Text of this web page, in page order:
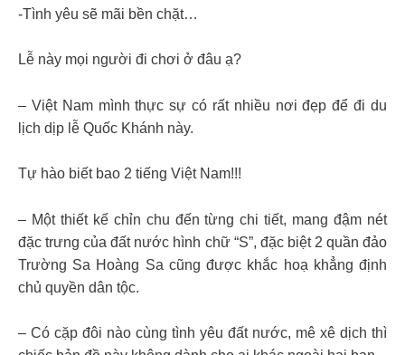
-Tình yêu sẽ mãi bền chặt…
Lễ này mọi người đi chơi ở đâu ạ?
– Việt Nam mình thực sự có rất nhiều nơi đẹp để đi du
lịch dịp lễ Quốc Khánh này.
Tự hào biết bao 2 tiếng Việt Nam!!!
– Một thiết kế chỉn chu đến từng chi tiết, mang đậm nét
đặc trưng của đất nước hình chữ “S”, đặc biệt 2 quần đảo
Trường Sa Hoàng Sa cũng được khắc hoạ khẳng định
chủ quyền dân tộc.
– Có cặp đôi nào cùng tình yêu đất nước, mê xê dịch thì